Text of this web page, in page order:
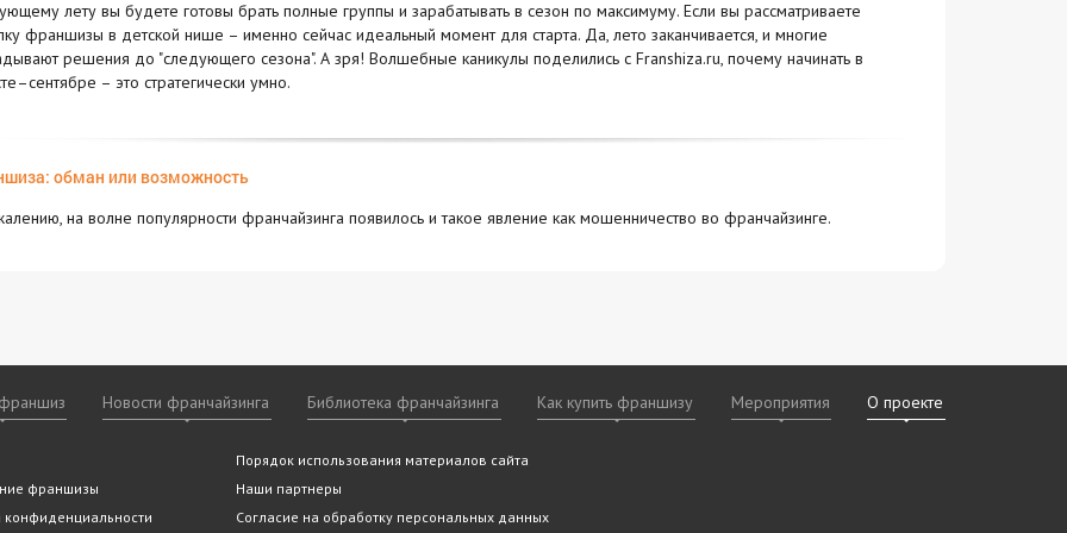
лету вы будете готовы брать полные группы и зарабатывать в сезон по максимуму. Если вы рассматриваете
франшизы в детской нише – именно сейчас идеальный момент для старта. Да, лето заканчивается, и многие
решения до "следующего сезона". А зря! Волшебные каникулы поделились с Franshiza.ru, почему начинать в
– это стратегически умно.
обман или возможность
на волне популярности франчайзинга появилось и такое явление как мошенничество во франчайзинге.
По алфавиту По городам
Новости франчайзинга
Новости
Библиотека франчайзинга
Статьи и аналитика
franshiza.ru в СМИ
Отзывы о франшизах
Как купить франшизу
ли Вам франчайзинг
франшизы
Помощь эксперта
(подобрать франшизу)
Часто задаваемые
Мероприятия
мероприятия
О проекте
франшизы
конфиденциальности
Порядок использования материалов сайта
Наши партнеры
Согласие на обработку персональных данных